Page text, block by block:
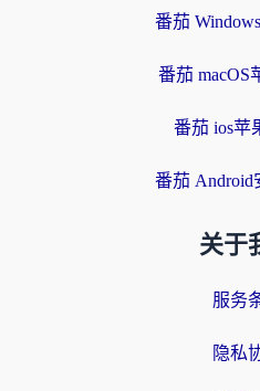
番茄
番茄 macOS
番茄 ios苹
番茄 Android
关于
服务
隐私